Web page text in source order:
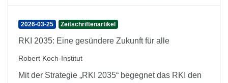
2026-03-25 Zeitschriftenartikel
RKI 2035: Eine gesündere Zukunft für alle
Robert Koch-Institut
Mit der Strategie „RKI 2035“ begegnet das RKI den